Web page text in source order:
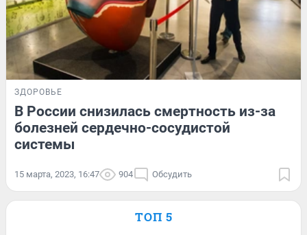
ЗДОРОВЬЕ
В России снизилась смертность из-за
болезней сердечно-сосудистой
системы
15 марта, 2023, 16:47 904 Обсудить
ТОП 5